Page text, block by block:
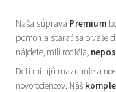
Naša súprava Premium
pomohla starať sa o vaše
nájdete, milí rodičia,
Deti milujú maznanie a
novorodencov. Náš